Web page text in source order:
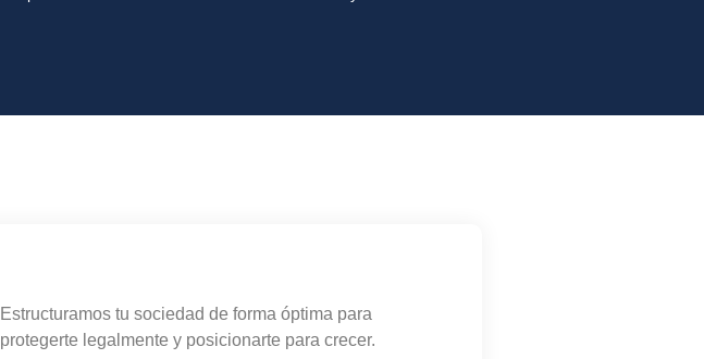
Estructuramos tu sociedad de forma óptima para
protegerte legalmente y posicionarte para crecer.